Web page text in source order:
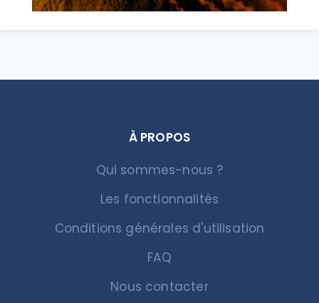
À PROPOS
Qui sommes-nous ?
Les fonctionnalités
Conditions générales d'utilisation
FAQ
Nous contacter